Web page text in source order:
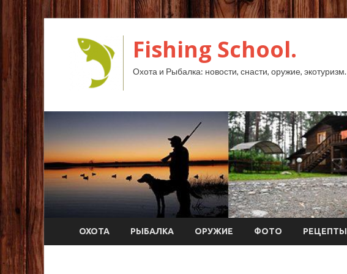
Fishing School.
Охота и Рыбалка: новости, снасти, оружие, экотуризм.
ОХОТА РЫБАЛКА ОРУЖИЕ ФОТО РЕЦЕПТЫ